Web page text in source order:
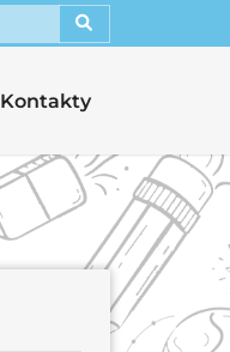
Search
Kontakty